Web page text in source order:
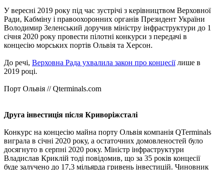
У вересні 2019 року під час зустрічі з керівництвом Верховної
Ради, Кабміну і правоохоронних органів Президент України
Володимир Зеленський доручив міністру інфраструктури до 1
січня 2020 року провести пілотні конкурси з передачі в
концесію морських портів Ольвія та Херсон.
До речі, Верховна Рада ухвалила закон про концесіїлише в
2019 році.
Порт Ольвія // Qterminals.com
Друга інвестиція після Криворіжсталі
Конкурс на концесію майна порту Ольвія компанія QTerminals
виграла в січні 2020 року, а остаточних домовленостей було
досягнуто в серпні 2020 року. Міністр інфраструктури
Владислав Криклій тоді повідомив, що за 35 років концесії
буде залучено до 17,3 мільярда гривень інвестицій. Чиновник